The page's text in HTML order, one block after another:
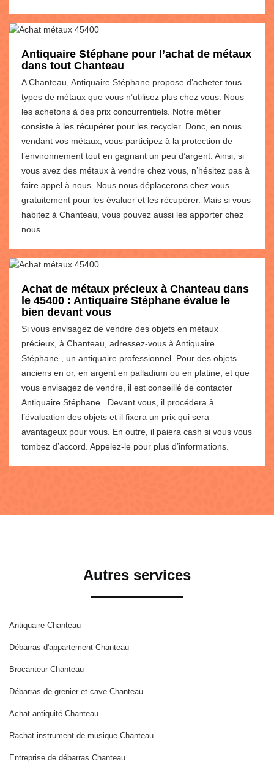
Antiquaire Stéphane pour l’achat de métaux
dans tout Chanteau
A Chanteau, Antiquaire Stéphane propose d’acheter tous
types de métaux que vous n’utilisez plus chez vous. Nous
les achetons à des prix concurrentiels. Notre métier
consiste à les récupérer pour les recycler. Donc, en nous
vendant vos métaux, vous participez à la protection de
l’environnement tout en gagnant un peu d’argent. Ainsi, si
vous avez des métaux à vendre chez vous, n’hésitez pas à
faire appel à nous. Nous nous déplacerons chez vous
gratuitement pour les évaluer et les récupérer. Mais si vous
habitez à Chanteau, vous pouvez aussi les apporter chez
nous.
Achat de métaux précieux à Chanteau dans
le 45400 : Antiquaire Stéphane évalue le
bien devant vous
Si vous envisagez de vendre des objets en métaux
précieux, à Chanteau, adressez-vous à Antiquaire
Stéphane , un antiquaire professionnel. Pour des objets
anciens en or, en argent en palladium ou en platine, et que
vous envisagez de vendre, il est conseillé de contacter
Antiquaire Stéphane . Devant vous, il procédera à
l’évaluation des objets et il fixera un prix qui sera
avantageux pour vous. En outre, il paiera cash si vous vous
tombez d’accord. Appelez-le pour plus d’informations.
Autres services
Antiquaire Chanteau
Débarras d'appartement Chanteau
Brocanteur Chanteau
Débarras de grenier et cave Chanteau
Achat antiquité Chanteau
Rachat instrument de musique Chanteau
Entreprise de débarras Chanteau